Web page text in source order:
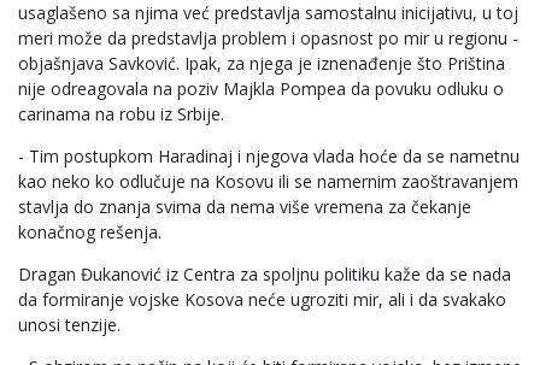
usaglašeno sa njima već predstavlja samostalnu inicijativu, u toj
meri može da predstavlja problem i opasnost po mir u regionu -
objašnjava Savković. Ipak, za njega je iznenađenje što Priština
nije odreagovala na poziv Majkla Pompea da povuku odluku o
carinama na robu iz Srbije.
- Tim postupkom Haradinaj i njegova vlada hoće da se nametnu
kao neko ko odlučuje na Kosovu ili se namernim zaoštravanjem
stavlja do znanja svima da nema više vremena za čekanje
konačnog rešenja.
Dragan Đukanović iz Centra za spoljnu politiku kaže da se nada
da formiranje vojske Kosova neće ugroziti mir, ali i da svakako
unosi tenzije.